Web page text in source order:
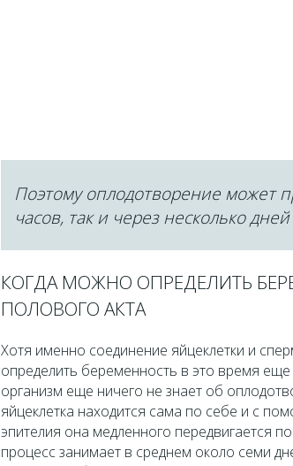
Поэтому оплодотворение может
часов, так и через несколько
КОГДА МОЖНО ОПРЕДЕЛИТЬ
ПОЛОВОГО АКТА
Хотя именно соединение яйцеклетки и
определить беременность в это время
организм еще ничего не знает об
яйцеклетка находится сама по себе и с
эпителия она медленного передвигается
процесс занимает в среднем около семи